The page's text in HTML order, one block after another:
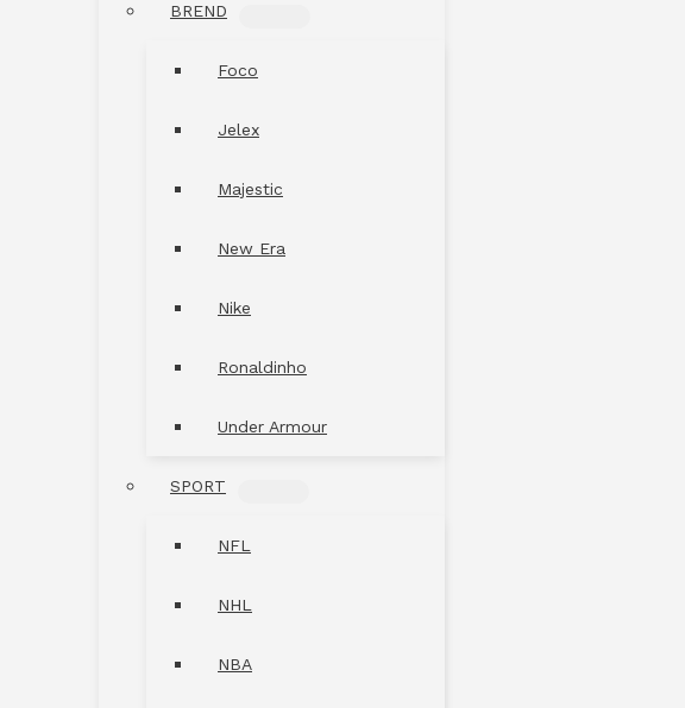
BREND
Foco
Jelex
Majestic
New Era
Nike
Ronaldinho
Under Armour
SPORT
NFL
NHL
NBA